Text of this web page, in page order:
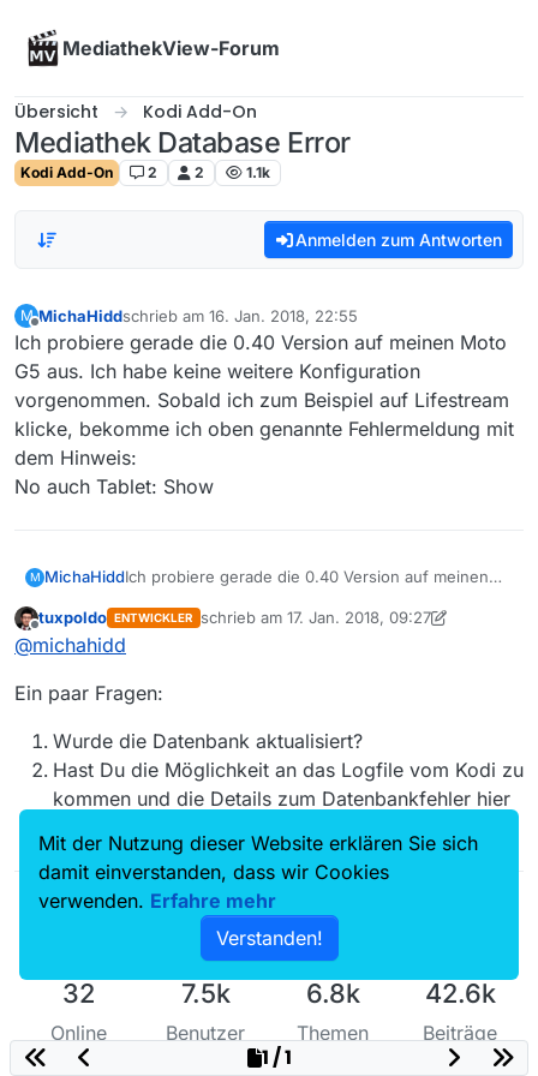
MediathekView-Forum
Übersicht Kodi Add-On
Mediathek Database Error
Kodi Add-On 2 2 1.1k
Anmelden zum Antworten
M
Offline
MichaHiddschrieb am 16. Jan. 2018, 22:55
zuletzt editiert von
Ich probiere gerade die 0.40 Version auf meinen Moto
G5 aus. Ich habe keine weitere Konfiguration
vorgenommen. Sobald ich zum Beispiel auf Lifestream
klicke, bekomme ich oben genannte Fehlermeldung mit
dem Hinweis:
No auch Tablet: Show
M MichaHiddIch probiere gerade die 0.40 Version auf meinen
vorgenommen. Sobald ich zum Beispiel auf
No auch Tablet: Show
Offline
tuxpoldo ENTWICKLER schrieb am 17. Jan. 2018, 09:27
zuletzt editiert von tuxpoldo
@michahidd
Ein paar Fragen:
Wurde die Datenbank aktualisiert?
Hast Du die Möglichkeit an das Logfile vom Kodi zu
kommen und die Details zum Datenbankfehler hier
32
Online
7.5k
Benutzer
6.8k
Themen
42.6k
Beiträge
1 / 1
Mit der Nutzung dieser Website erklären Sie sich
damit einverstanden, dass wir Cookies
verwenden. Erfahre mehr
Verstanden!